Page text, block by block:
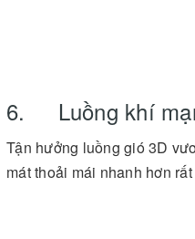
6. Luồng khí
Tận hưởng luồng gió 3D
mát thoải mái nhanh hơn